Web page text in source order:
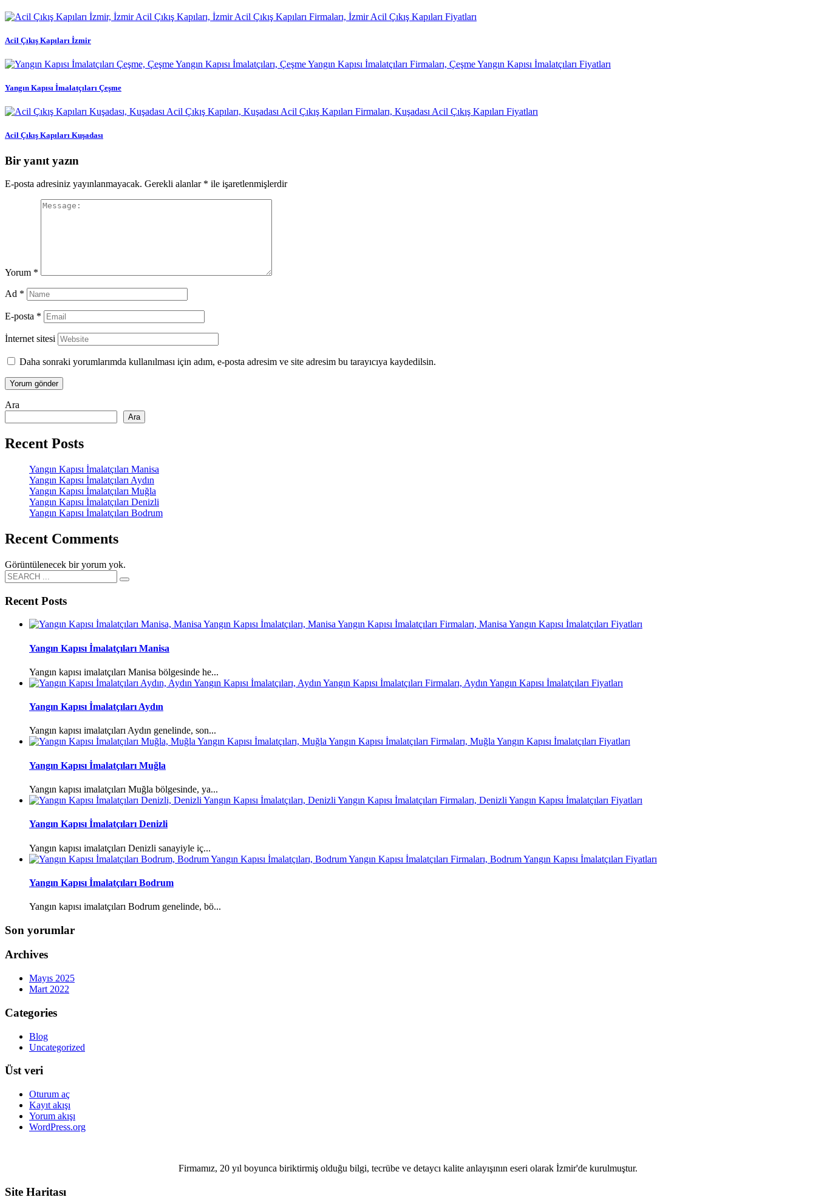
Acil Çıkış Kapıları İzmir
Yangın Kapısı İmalatçıları Çeşme
Acil Çıkış Kapıları Kuşadası
Bir yanıt yazın
E-posta adresiniz yayınlanmayacak. Gerekli alanlar * ile işaretlenmişlerdir
Yorum *
Ad *
E-posta *
İnternet sitesi
Daha sonraki yorumlarımda kullanılması için adım, e-posta adresim ve site adresim bu tarayıcıya kaydedilsin.
Ara
Ara
Recent Posts
Yangın Kapısı İmalatçıları Manisa
Yangın Kapısı İmalatçıları Aydın
Yangın Kapısı İmalatçıları Muğla
Yangın Kapısı İmalatçıları Denizli
Yangın Kapısı İmalatçıları Bodrum
Recent Comments
Görüntülenecek bir yorum yok.
Recent Posts
Yangın Kapısı İmalatçıları Manisa
Yangın kapısı imalatçıları Manisa bölgesinde he...
Yangın Kapısı İmalatçıları Aydın
Yangın kapısı imalatçıları Aydın genelinde, son...
Yangın Kapısı İmalatçıları Muğla
Yangın kapısı imalatçıları Muğla bölgesinde, ya...
Yangın Kapısı İmalatçıları Denizli
Yangın kapısı imalatçıları Denizli sanayiyle iç...
Yangın Kapısı İmalatçıları Bodrum
Yangın kapısı imalatçıları Bodrum genelinde, bö...
Son yorumlar
Archives
Mayıs 2025
Mart 2022
Categories
Blog
Uncategorized
Üst veri
Oturum aç
Kayıt akışı
Yorum akışı
WordPress.org
Firmamız, 20 yıl boyunca biriktirmiş olduğu bilgi, tecrübe ve detaycı kalite anlayışının eseri olarak İzmir'de kurulmuştur.
Site Haritası